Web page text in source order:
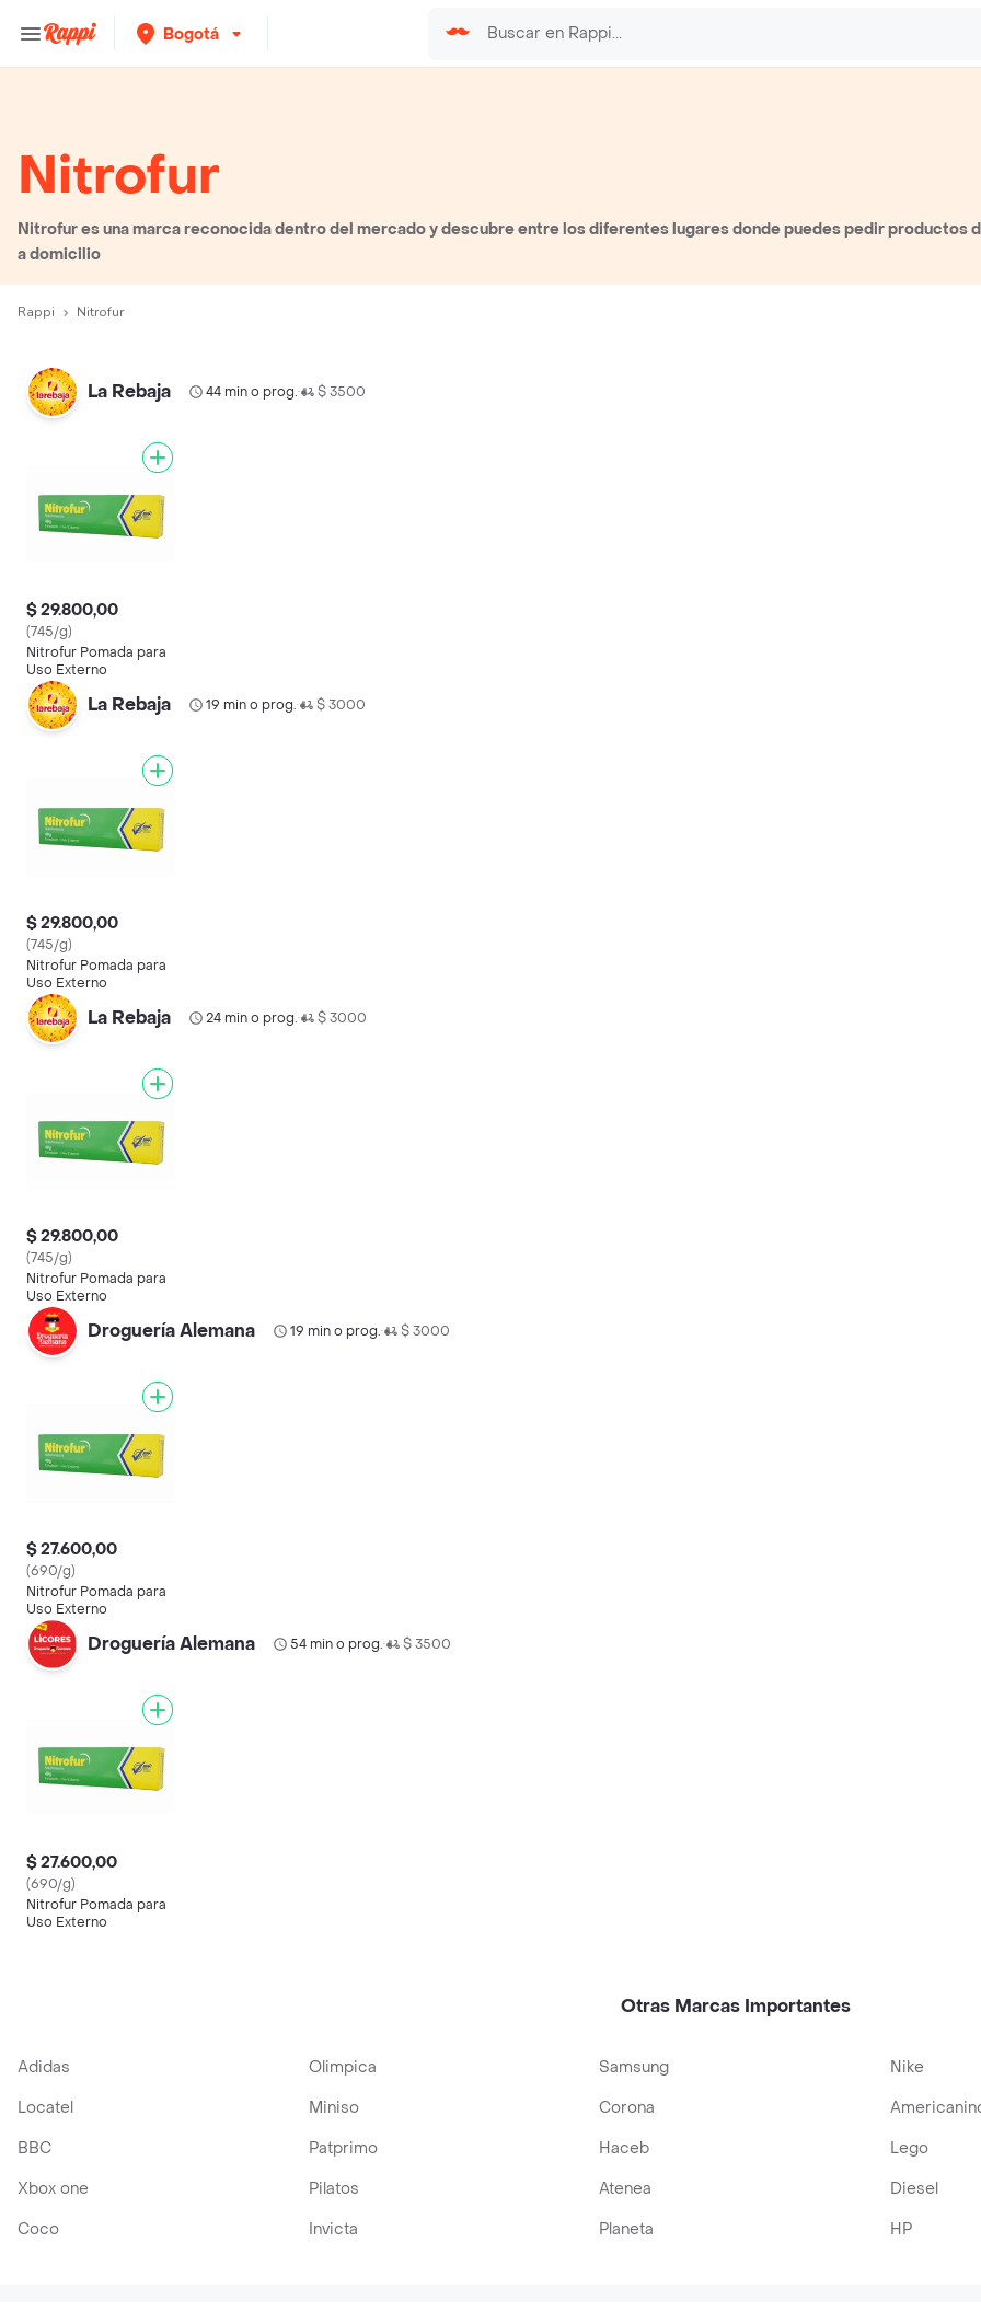
Bogotá
Nitrofur
Nitrofur es una marca reconocida dentro del mercado y descubre entre los diferentes lugares donde puedes pedir productos
a domicilio
Rappi Nitrofur
La Rebaja 44 min o prog.• $ 3500
$ 29.800,00
(745/g)
Nitrofur Pomada para
Uso Externo
La Rebaja 19 min o prog.• $ 3000
$ 29.800,00
(745/g)
Nitrofur Pomada para
Uso Externo
La Rebaja 24 min o prog.• $ 3000
$ 29.800,00
(745/g)
Nitrofur Pomada para
Uso Externo
Droguería Alemana 19 min o prog.• $ 3000
$ 27.600,00
(690/g)
Nitrofur Pomada para
Uso Externo
Droguería Alemana 54 min o prog.• $ 3500
$ 27.600,00
(690/g)
Nitrofur Pomada para
Uso Externo
Otras Marcas Importantes
Adidas Olimpica Samsung Nike
Locatel
Miniso Corona
BBC
Patprimo Haceb Lego
Xbox one
Pilatos Atenea Diesel
Coco
Invicta Planeta HP